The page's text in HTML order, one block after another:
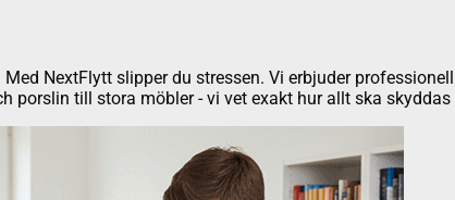
NextFlytt slipper du stressen. Vi erbjuder
porslin till stora möbler - vi vet exakt hur allt ska